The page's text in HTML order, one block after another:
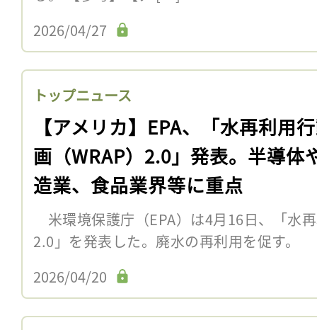
2026/04/27
トップニュース
【アメリカ】EPA、「水再利用
画（WRAP）2.0」発表。半導体
造業、食品業界等に重点
米環境保護庁（EPA）は4月16日、「水
2.0」を発表した。廃水の再利用を促す。
2026/04/20